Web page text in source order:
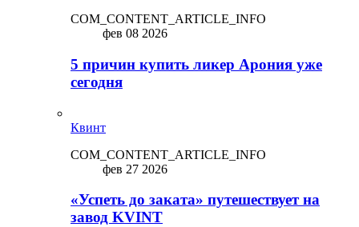
COM_CONTENT_ARTICLE_INFO
фев 08 2026
5 причин купить ликep Арония уже
сегодня
Квинт
COM_CONTENT_ARTICLE_INFO
фев 27 2026
«Успеть до заката» путешествует на
завод KVINT